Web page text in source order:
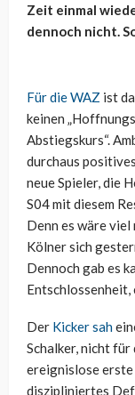
Zeit einmal
dennoch nicht.
Für die WAZ ist
keinen
Abstiegskurs“.
durchaus
neue Spieler, die
S04 mit diesem
Denn es wäre viel
Kölner sich
Dennoch gab es
Entschlossenheit,
Der Kicker sah
Schalker, nicht für
ereignislose erste
diszipliniertes